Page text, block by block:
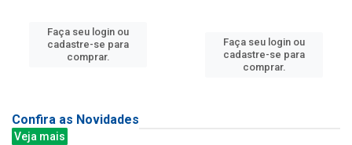
Faça seu login ou
cadastre-se para
comprar.
Faça seu login ou
cadastre-se para
comprar.
Confira as Novidades
Veja mais